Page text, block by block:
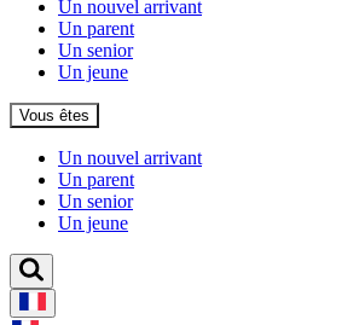
Un nouvel arrivant
Un parent
Un senior
Un jeune
Vous êtes
Un nouvel arrivant
Un parent
Un senior
Un jeune